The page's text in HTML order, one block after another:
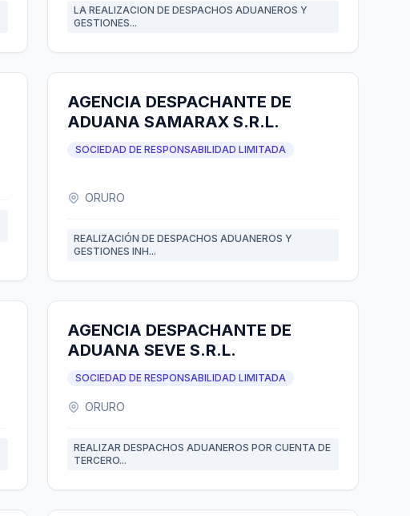
LA REALIZACION DE DESPACHOS ADUANEROS Y
GESTIONES...
AGENCIA DESPACHANTE DE
ADUANA SAMARAX S.R.L.
SOCIEDAD DE RESPONSABILIDAD LIMITADA
ORURO
REALIZACIÓN DE DESPACHOS ADUANEROS Y
GESTIONES INH...
AGENCIA DESPACHANTE DE
ADUANA SEVE S.R.L.
SOCIEDAD DE RESPONSABILIDAD LIMITADA
ORURO
REALIZAR DESPACHOS ADUANEROS POR CUENTA DE
TERCERO...